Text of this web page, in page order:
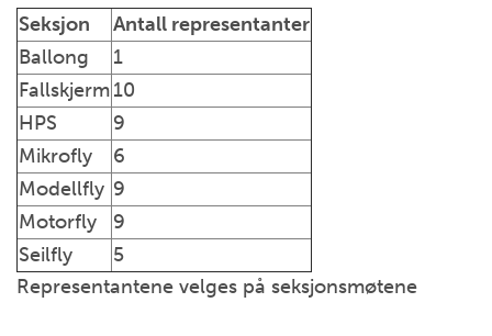
Seksjon
Antall representanter
Ballong
1
Fallskjerm10
HPS
9
Mikrofly
6
Modellfly 9
Motorfly
9
Seilfly
5
Representantene velges på seksjonsmøtene